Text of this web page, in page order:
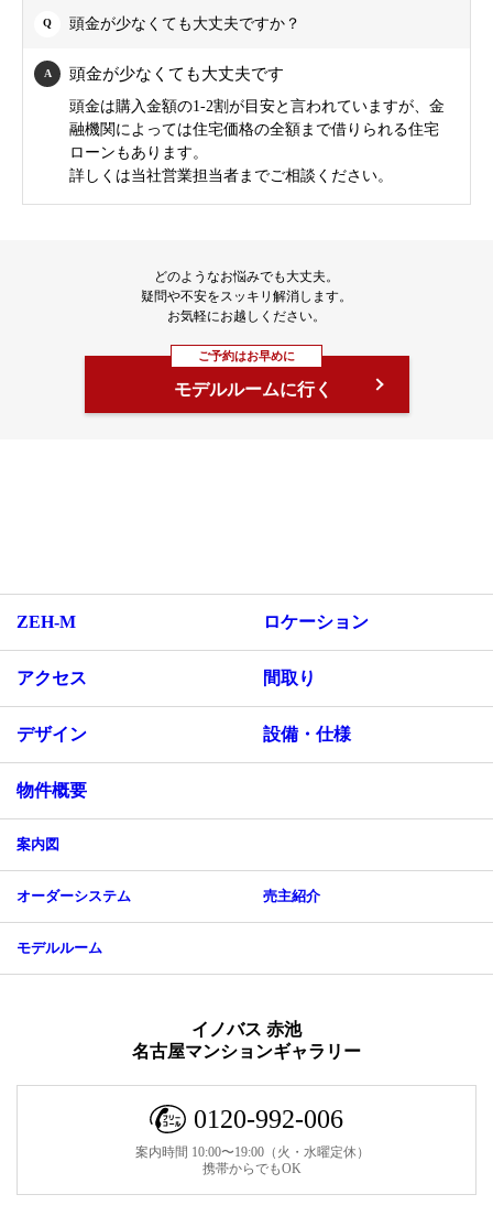
頭金が少なくても大丈夫ですか？
頭金が少なくても大丈夫です
頭金は購入金額の1-2割が目安と言われていますが、金
融機関によっては住宅価格の全額まで借りられる住宅
ローンもあります。
詳しくは当社営業担当者までご相談ください。
どのようなお悩みでも大丈夫。
疑問や不安をスッキリ解消します。
お気軽にお越しください。
ご予約はお早めに
モデルルームに行く
ZEH-M ロケーション
アクセス 間取り
デザイン 設備・仕様
物件概要
案内図
オーダーシステム 売主紹介
モデルルーム
イノバス 赤池
名古屋マンションギャラリー
0120-992-006
案内時間 10:00〜19:00（火・水曜定休）
携帯からでもOK